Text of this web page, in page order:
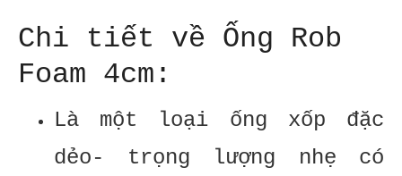
Chi tiết về Ống Rob
Foam 4cm:
Là một loại ống xốp đặc
dẻo- trọng lượng nhẹ có